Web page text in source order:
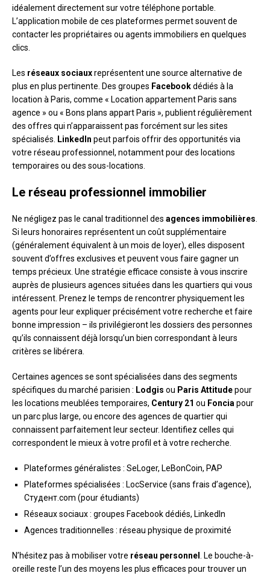
idéalement directement sur votre téléphone portable.
L’application mobile de ces plateformes permet souvent de
contacter les propriétaires ou agents immobiliers en quelques
clics.
Les réseaux sociauxreprésentent une source alternative de
plus en plus pertinente. Des groupes Facebookdédiés à la
location à Paris, comme « Location appartement Paris sans
agence » ou « Bons plans appart Paris », publient régulièrement
des offres qui n’apparaissent pas forcément sur les sites
spécialisés.
LinkedIn peut parfois offrir des opportunités via
votre réseau professionnel, notamment pour des locations
temporaires ou des sous-locations.
Le réseau professionnel immobilier
Ne négligez pas le canal traditionnel des agences immobilières
Si leurs honoraires représentent un coût supplémentaire
(généralement équivalent à un mois de loyer), elles disposent
souvent d’offres exclusives et peuvent vous faire gagner un
temps précieux. Une stratégie efficace consiste à vous inscrire
auprès de plusieurs agences situées dans les quartiers qui vous
intéressent. Prenez le temps de rencontrer physiquement les
agents pour leur expliquer précisément votre recherche et faire
bonne impression – ils privilégieront les dossiers des personnes
qu’ils connaissent déjà lorsqu’un bien correspondant à leurs
critères se libérera.
Certaines agences se sont spécialisées dans des segments
spécifiques du marché parisien : Lodgis ou Paris Attitudepour
les locations meublées temporaires, Century 21 ou Foncia pour
un parc plus large, ou encore des agences de quartier qui
connaissent parfaitement leur secteur. Identifiez celles qui
correspondent le mieux à votre profil et à votre recherche.
Plateformes généralistes : SeLoger, LeBonCoin, PAP
Plateformes spécialisées : LocService (sans frais d’agence),
Студент.com (pour étudiants)
Réseaux sociaux : groupes Facebook dédiés, LinkedIn
Agences traditionnelles : réseau physique de proximité
N’hésitez pas à mobiliser votre réseau personnel
. Le bouche-à-
oreille reste l’un des moyens les plus efficaces pour trouver un